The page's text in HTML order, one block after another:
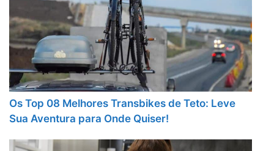
Os Top 08 Melhores Transbikes de Teto: Leve
Sua Aventura para Onde Quiser!